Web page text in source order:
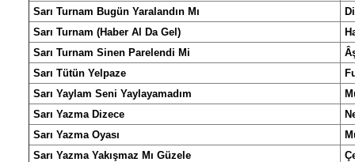
Sarı Turnam Bugün Yaralandın Mı
Sarı Turnam (Haber Al Da Gel)
Sarı Turnam Sinen Parelendi Mi
Sarı Tütün Yelpaze
Sarı Yaylam Seni Yaylayamadım
Sarı Yazma Dizece
Sarı Yazma Oyası
Sarı Yazma Yakışmaz Mı Güzele